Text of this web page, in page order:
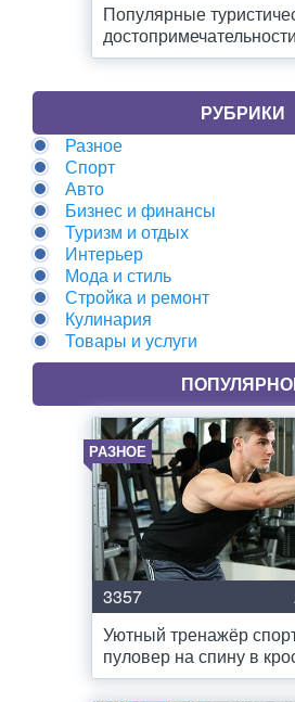
Популярные
достопримечательности
РУБРИКИ
Разное
Спорт
Авто
Бизнес и финансы
Туризм и отдых
Интерьер
Мода и стиль
Стройка и ремонт
Кулинария
Товары и услуги
РАЗНОЕ
3357
Уютный тренажёр
пуловер на спину в